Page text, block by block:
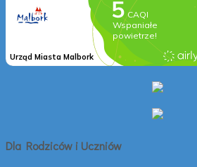
Dla Rodziców i Uczniów